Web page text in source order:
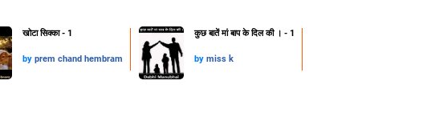
खोटा सिक्का - 1
by prem chand hembram
कुछ बातें मां बाप के दिल की । - 1
by miss k